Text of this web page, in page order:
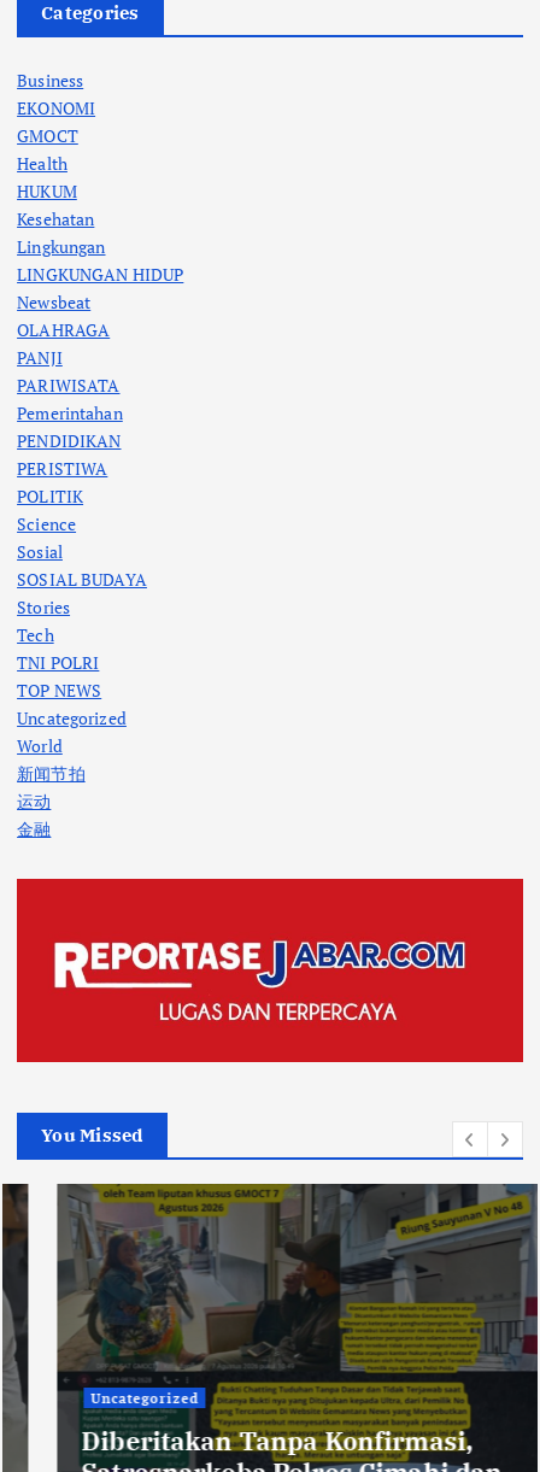
Categories
Business
EKONOMI
GMOCT
Health
HUKUM
Kesehatan
Lingkungan
LINGKUNGAN HIDUP
Newsbeat
OLAHRAGA
PANJI
PARIWISATA
Pemerintahan
PENDIDIKAN
PERISTIWA
POLITIK
Science
Sosial
SOSIAL BUDAYA
Stories
Tech
TNI POLRI
TOP NEWS
Uncategorized
World
新闻节拍
运动
金融
You Missed
Uncategorized
Diberitakan Tanpa Konfirmasi,